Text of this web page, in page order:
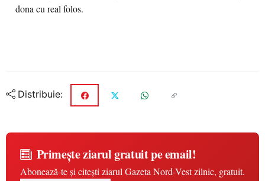
dona cu real folos.
Distribuie:
Primește ziarul gratuit pe email!
Abonează-te și citești ziarul Gazeta Nord-Vest zilnic, gratuit.